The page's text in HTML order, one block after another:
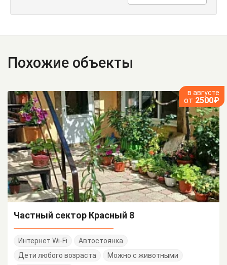
Похожие объекты
в августе
от 2500₽
Частный сектор Красный 8
Интернет Wi-Fi
Автостоянка
Дети любого возраста
Можно с животными